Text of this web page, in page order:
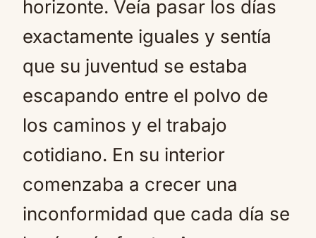
horizonte. Veía pasar los días
exactamente iguales y sentía
que su juventud se estaba
escapando entre el polvo de
los caminos y el trabajo
cotidiano. En su interior
comenzaba a crecer una
inconformidad que cada día se